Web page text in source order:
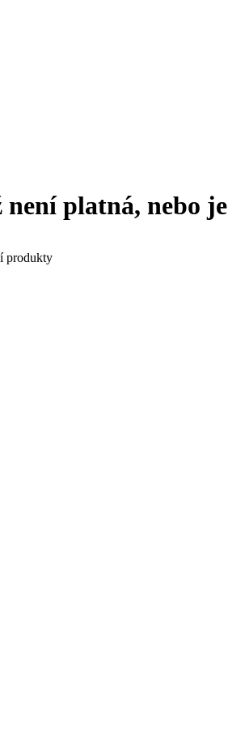
platná, nebo je
produkty